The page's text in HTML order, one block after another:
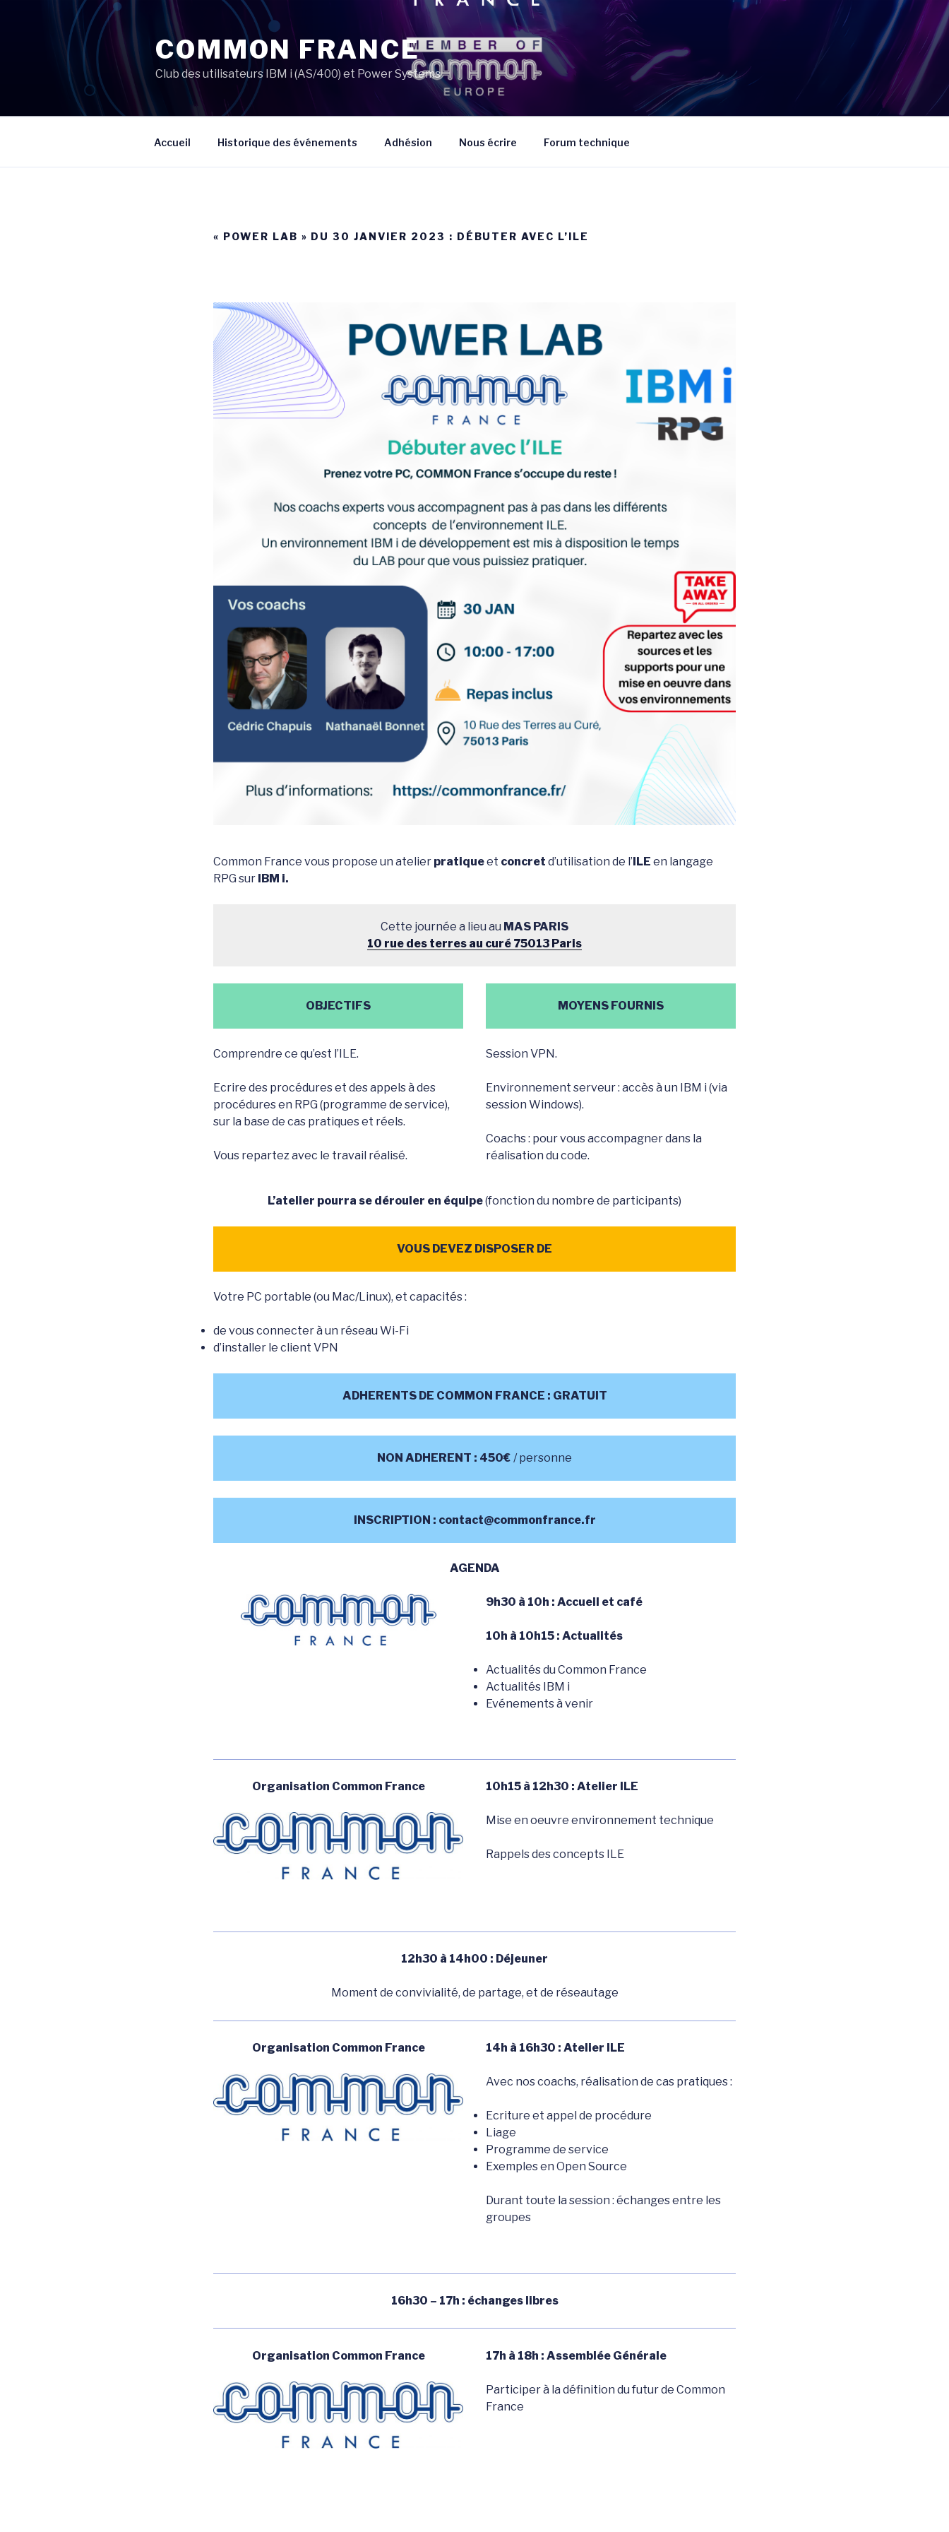
COMMON FRANCE
Club des utilisateurs IBM i (AS/400) et Power Systems
Accueil Historique des événements Adhésion Nous écrire Forum technique
« POWER LAB » DU 30 JANVIER 2023 : DÉBUTER AVEC L’ILE
Common France vous propose un atelier pratiqueet concret d’utilisation de l’ILE en langage
RPG sur IBM i.
Cette journée a lieu au MAS PARIS
10 rue des terres au curé 75013 Paris
OBJECTIFS
Comprendre ce qu’est l’ILE.
Ecrire des procédures et des appels à des
procédures en RPG (programme de service),
sur la base de cas pratiques et réels.
Vous repartez avec le travail réalisé.
MOYENS FOURNIS
Session VPN.
Environnement serveur : accès à un IBM i (via
session Windows).
Coachs : pour vous accompagner dans la
réalisation du code.
L’atelier pourra se dérouler en équipe(fonction du nombre de participants)
VOUS DEVEZ DISPOSER DE
Votre PC portable (ou Mac/Linux), et capacités :
de vous connecter à un réseau Wi-Fi
d’installer le client VPN
ADHERENTS DE COMMON FRANCE : GRATUIT
NON ADHERENT : 450€ / personne
INSCRIPTION : contact@commonfrance.fr
AGENDA
9h30 à 10h : Accueil et café
10h à 10h15 : Actualités
Actualités du Common France
Actualités IBM i
Evénements à venir
Organisation Common France 10h15 à 12h30 : Atelier ILE
Mise en oeuvre environnement technique
Rappels des concepts ILE
12h30 à 14h00 : Déjeuner
Moment de convivialité, de partage, et de réseautage
Organisation Common France 14h à 16h30 : Atelier ILE
Avec nos coachs, réalisation de cas pratiques :
Ecriture et appel de procédure
Liage
Programme de service
Exemples en Open Source
Durant toute la session : échanges entre les
groupes
16h30 – 17h : échanges libres
Organisation Common France 17h à 18h : Assemblée Générale
Participer à la définition du futur de Common
France